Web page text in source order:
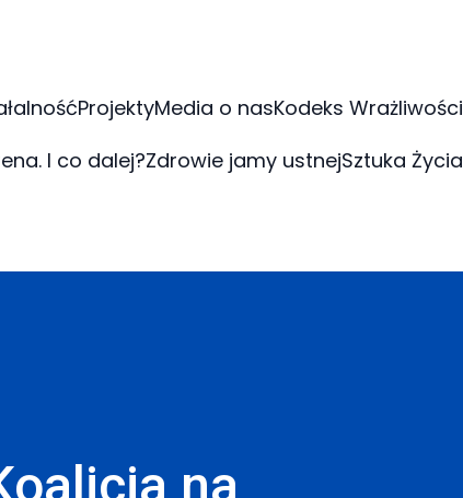
ProjektyMedia o nasKodeks Wrażliwości
I co dalej?Zdrowie jamy ustnejSztuka Życia
na